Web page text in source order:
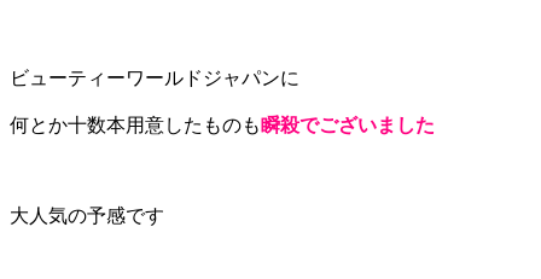
ビューティーワールドジャパンに
何とか十数本用意したものも瞬殺でございました
大人気の予感です